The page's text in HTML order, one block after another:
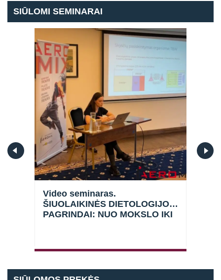
SIŪLOMI SEMINARAI
Video seminaras.
ŠIUOLAIKINĖS DIETOLOGIJOS
PAGRINDAI: NUO MOKSLO IKI
Prisijungti